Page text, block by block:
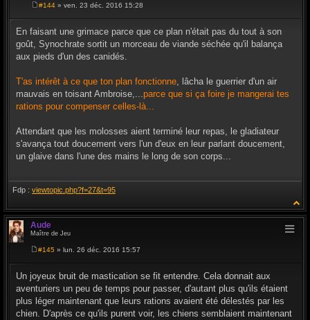
s
s
a
g
e
#144» ven. 23 déc. 2016 15:28
En faisant une grimace parce que ce plan n'était pas du tout à son
goût, Synochrate sortit un morceau de viande séchée qu'il balança
aux pieds d'un des canidés.
T'as intérêt à ce que ton plan fonctionne , lâcha le guerrier d'un air
mauvais en toisant Ambroise,... parce que si ça foire je mangerai tes
rations pour compenser celles-là...
Attendant que les molosses aient terminé leur repas, le gladiateur
s'avança tout doucement vers l'un d'eux en leur parlant doucement,
un glaive dans l'une des mains le long de son corps...
Fdp : viewtopic.php?f=27&t=95
Aude
Maître de Jeu
s
a
g
e
#145 » lun. 26 déc. 2016 15:57
Un joyeux bruit de mastication se fit entendre. Cela donnait aux
aventuriers un peu de temps pour passer, d'autant plus qu'ils étaient
plus léger maintenant que leurs rations avaient été délestés par les
chien. D'après ce qu'ils purent voir, les chiens semblaient maintenant